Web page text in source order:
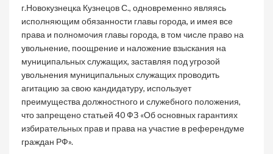
г.Новокузнецка Кузнецов С., одновременно являясь
исполняющим обязанности главы города, и имея все
права и полномочия главы города, в том числе право на
увольнение, поощрение и наложение взыскания на
муниципальных служащих, заставляя под угрозой
увольнения муниципальных служащих проводить
агитацию за свою кандидатуру, использует
преимущества должностного и служебного положения,
что запрещено статьей 40 ФЗ «Об основных гарантиях
избирательных прав и права на участие в референдуме
граждан РФ».